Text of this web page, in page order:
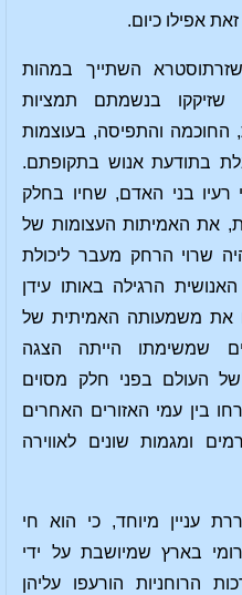
אפילו כיום.
השתייך במהות
שזיקקו בנשמתם תמציות
החוכמה והתפיסה, בעוצמות
בתודעת אנוש בתקופתם.
רעיו בני האדם, שחיו בחלק
את האמיתות העצומות של
שרוי הרחק מעבר ליכולת
הרגילה באותו עידן
את משמעותה האמיתית של
שמשימתו הייתה הצגה
של העולם בפני חלק מסוים
בין עמי האזורים האחרים
ומגמות שונים לאווירה
עניין מיוחד, כי הוא חי
בארץ שמיושבת על ידי
הרוחניות הורעפו עליהן